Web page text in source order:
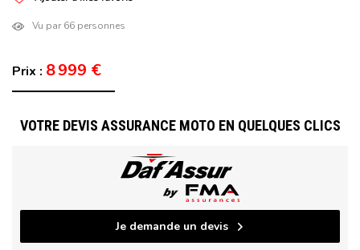
Vu par 66 personnes
Prix : 8 999 €
VOTRE DEVIS ASSURANCE MOTO EN QUELQUES CLICS
Je demande un devis